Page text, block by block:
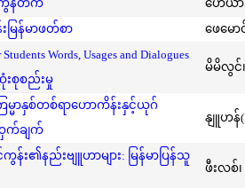
ကွန်တီကီ
ဟေယာ
ြန်မာဖတ်စာ ဖေမော
Words, Usages and Dialogues
စုစည်းမှု
မိမိလွင်၊
ြမ္မာနှစ်တစ်ရာဟောကိန်းနှင့်ယုဂ်
က်ချက်
နျူဟန်
း၏နည်းဗျူဟာများ: မြန်မာပြန်သူ
ဖီးလစ်